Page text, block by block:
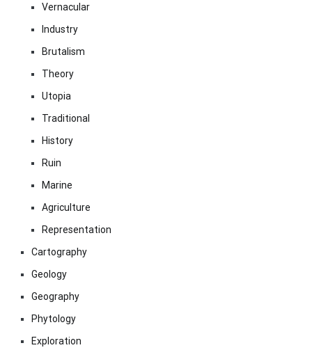
Vernacular
Industry
Brutalism
Theory
Utopia
Traditional
History
Ruin
Marine
Agriculture
Representation
Cartography
Geology
Geography
Phytology
Exploration